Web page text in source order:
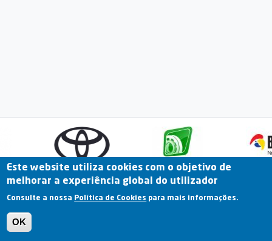
Previous
Fale Connosco Portal Online Arquivo
Termos e Condições | Política de Privacidade |
Este website utiliza cookies com o objetivo de
melhorar a experiência global do utilizador
Consulte a nossa Política de Cookies para mais informações.
OK